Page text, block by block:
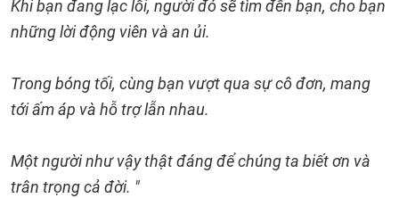
Khi bạn đang lạc lối, người đó sẽ tìm đến bạn, cho bạn
những lời động viên và an ủi.
Trong bóng tối, cùng bạn vượt qua sự cô đơn, mang
tới ấm áp và hỗ trợ lẫn nhau.
Một người như vậy thật đáng để chúng ta biết ơn và
trân trọng cả đời. "